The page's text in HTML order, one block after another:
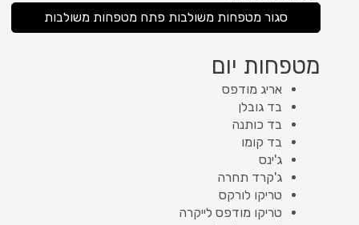
סגור מטפחות משולבות פתח מטפחות משולבות
מטפחות יום
אריג מודפס
בד גובלן
בד כותנה
בד קומו
ג'ינס
ג'קרד תחרה
טריקו לורקס
טריקו מודפס לייקרה